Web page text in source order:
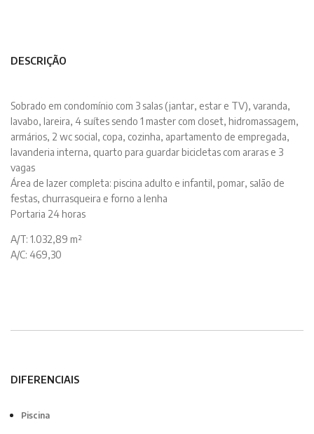
DESCRIÇÃO
Sobrado em condomínio com 3 salas (jantar, estar e TV), varanda,
lavabo, lareira, 4 suítes sendo 1 master com closet, hidromassagem,
armários, 2 wc social, copa, cozinha, apartamento de empregada,
lavanderia interna, quarto para guardar bicicletas com araras e 3
vagas
Área de lazer completa: piscina adulto e infantil, pomar, salão de
festas, churrasqueira e forno a lenha
Portaria 24 horas
A/T: 1.032,89 m²
A/C: 469,30
DIFERENCIAIS
Piscina